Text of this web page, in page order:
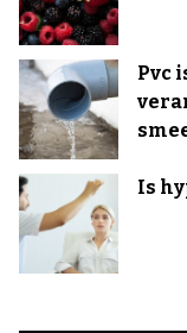
Pvc
Is